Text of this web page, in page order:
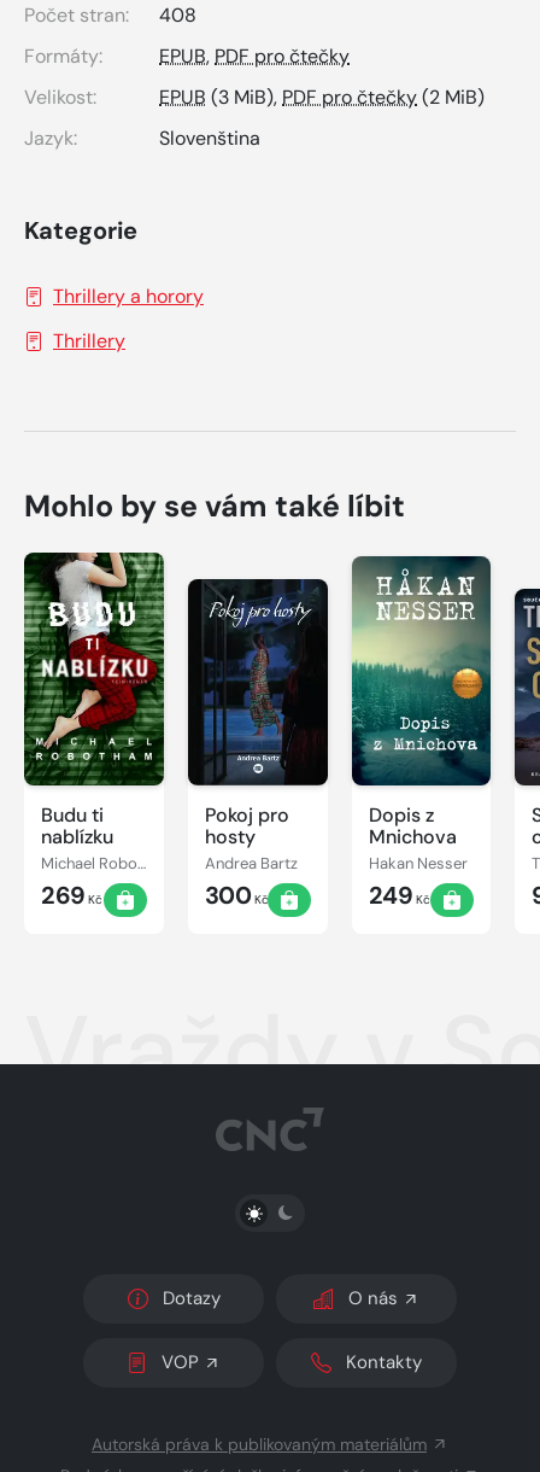
Počet stran:
408
Formáty:
EPUB, PDF pro čtečky
Velikost:
EPUB (3 MiB), PDF pro čtečky(2 MiB)
Jazyk:
Slovenština
Kategorie
Thrillery a horory
Thrillery
Mohlo by se vám také líbit
Budu ti
nablízku
Michael Robotham
269 Kč
Pokoj pro
hosty
Andrea Bartz
300Kč
Dopis z
Mnichova
Hakan Nesser
249 Kč
Vraždy v
PŘEPNOUT SVĚTLÝ/TMAVÝ REŽIM
Dotazy O nás
VOP Kontakty
Autorská práva k publikovaným materiálům